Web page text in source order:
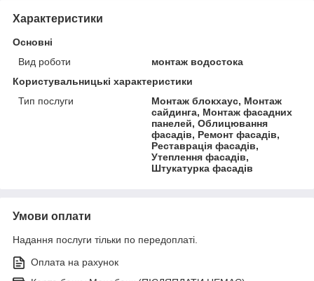
Характеристики
Основні
Вид роботи
монтаж водостока
Користувальницькі характеристики
Тип послуги
Монтаж блокхаус, Монтаж
сайдинга, Монтаж фасадних
панелей, Облицювання
фасадів, Ремонт фасадів,
Реставрація фасадів,
Утеплення фасадів,
Штукатурка фасадів
Умови оплати
Надання послуги тільки по передоплаті.
Оплата на рахунок